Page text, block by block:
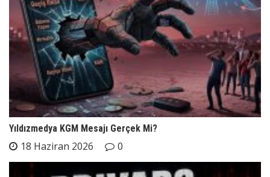
Yıldızmedya KGM Mesajı Gerçek Mi?
18 Haziran 2026 0